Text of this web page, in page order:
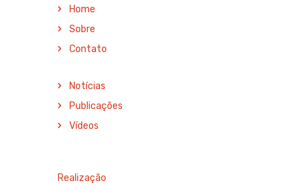
Home
Sobre
Contato
Notícias
Publicações
Vídeos
Realização